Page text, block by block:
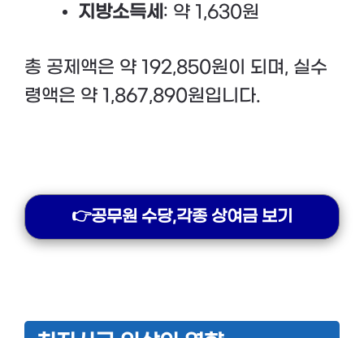
지방소득세 : 약 1,630원
총 공제액은 약 192,850원이 되며, 실수
령액은 약 1,867,890원입니다.
👉공무원 수당,각종 상여금 보기